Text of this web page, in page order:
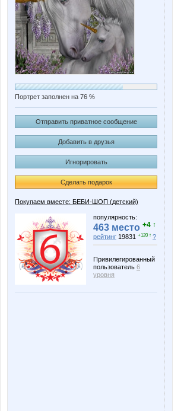
Портрет заполнен на 76 %
Отправить приватное сообщение
Добавить в друзья
Игнорировать
Сделать подарок
Покупаем вместе: БЕБИ-ШОП (детский)
популярность:
463 место +4 ↑
рейтинг 19831 +120 ↑ ?
Привилегированный
пользователь 6
уровня